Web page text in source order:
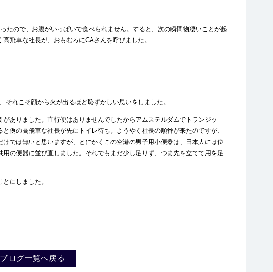
ので、お腹がいっぱいで食べられません。すると、次の瞬間物凄いことが起
飛車な社長が、おもむろにCAさんを呼びました。
れこそ顔から火が出るほど恥ずかしい思いをしました。
ありました。直行便はありませんでしたからアムステルダムでトランジッ
例の高飛車な社長が先にトイレ待ち。ようやく社長の順番が来たのですが、
では無いと思いますが、とにかくこの空港の男子用小便器は、日本人には位
の便器に並び直しました。それでもまだ少し足りず、つま先を立てて用を足
にしました。
ログ一覧へ戻る